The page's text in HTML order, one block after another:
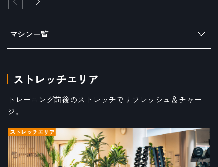
マシン一覧
ストレッチエリア
トレーニング前後のストレッチでリフレッシュ＆チャー
ジ。
ストレッチエリア